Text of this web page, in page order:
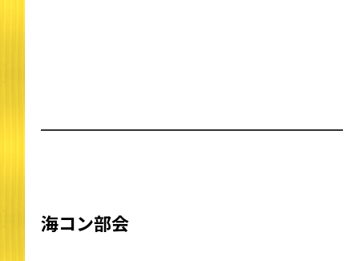
海コン部会